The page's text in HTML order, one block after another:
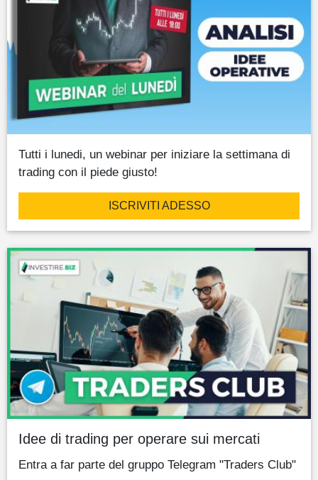
Tutti i lunedi, un webinar per iniziare la settimana di
trading con il piede giusto!
ISCRIVITI ADESSO
Idee di trading per operare sui mercati
Entra a far parte del gruppo Telegram "Traders Club"